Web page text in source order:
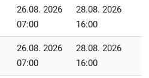
26.08. 2026
07:00
28.08. 2026
16:00
26.08. 2026
07:00
28.08. 2026
16:00